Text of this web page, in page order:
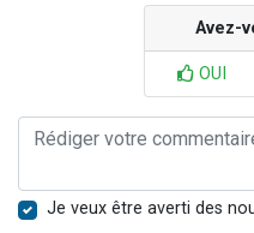
Avez-
OUI
Je veux être averti des